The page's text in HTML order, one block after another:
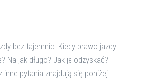
bez tajemnic. Kiedy prawo jazdy
Na jak długo? Jak je odzyskać?
inne pytania znajdują się poniżej.